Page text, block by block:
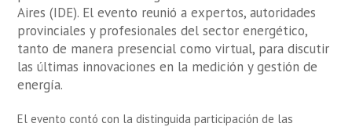
Aires (IDE). El evento reunió a expertos, autoridades
provinciales y profesionales del sector energético,
tanto de manera presencial como virtual, para discutir
las últimas innovaciones en la medición y gestión de
energía.
El evento contó con la distinguida participación de las